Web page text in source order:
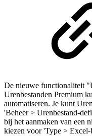
De nieuwe functionaliteit
Urenbestanden Premium
automatiseren. Je kunt
'Beheer > Urenbestand-
bij het aanmaken van een
kiezen voor 'Type > Excel-